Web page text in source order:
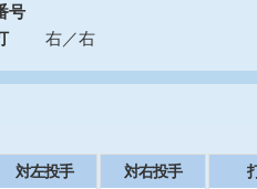
号
右／右
対左投手 対右投手